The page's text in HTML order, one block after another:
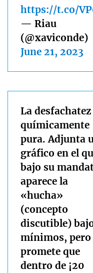
https://t.co/
— Riau
(@xaviconde)
June 21, 2023
La desfachatez
químicamente
pura. Adjunta
gráfico en el
bajo su
aparece la
«hucha»
(concepto
discutible)
mínimos, pero
promete que
dentro de ¡20